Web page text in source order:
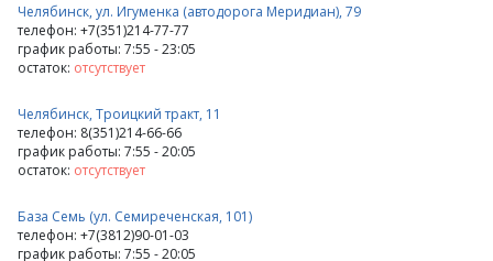
Челябинск, ул. Игуменка (автодорога Меридиан), 79
телефон: +7(351)214-77-77
график работы: 7:55 - 23:05
остаток: отсутствует
Челябинск, Троицкий тракт, 11
телефон: 8(351)214-66-66
график работы: 7:55 - 20:05
остаток: отсутствует
База Семь (ул. Семиреченская, 101)
телефон: +7(3812)90-01-03
график работы: 7:55 - 20:05